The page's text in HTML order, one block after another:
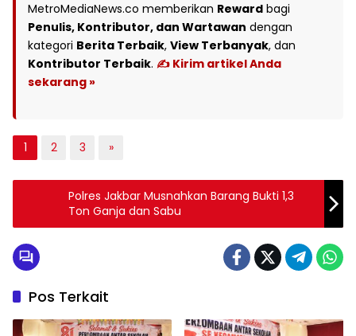
MetroMediaNews.co memberikan Reward bagi
Penulis, Kontributor, dan Wartawan dengan
kategori Berita Terbaik, View Terbanyak, dan
Kontributor Terbaik. ✍️ Kirim artikel Anda
sekarang »
1 2 3 »
Polres Jakbar Musnahkan Barang Bukti 1,3
Ton Ganja dan Sabu
Pos Terkait